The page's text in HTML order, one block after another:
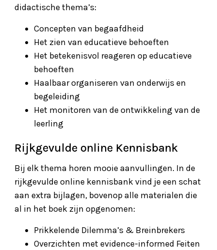
didactische thema’s:
Concepten van begaafdheid
Het zien van educatieve behoeften
Het betekenisvol reageren op educatieve
behoeften
Haalbaar organiseren van onderwijs en
begeleiding
Het monitoren van de ontwikkeling van de
leerling
Rijkgevulde online Kennisbank
Bij elk thema horen mooie aanvullingen. In de
rijkgevulde online kennisbank vind je een schat
aan extra bijlagen, bovenop alle materialen die
al in het boek zijn opgenomen:
Prikkelende Dilemma’s & Breinbrekers
Overzichten met evidence-informed Feiten